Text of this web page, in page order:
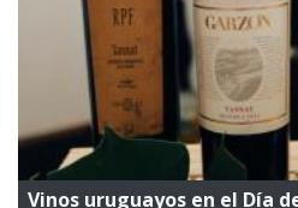
Vinos uruguayos en el Día